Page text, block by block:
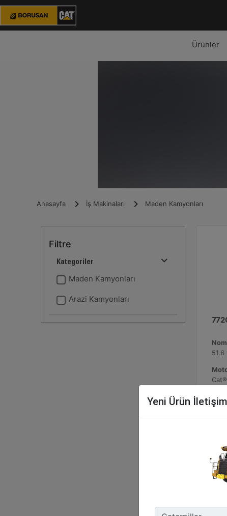
Ürünler
Anasayfa İş Makinaları Maden Kamyonları
Filtre
Kategoriler
Maden Kamyonları
Arazi Kamyonları
49.2
Yeni Ürün